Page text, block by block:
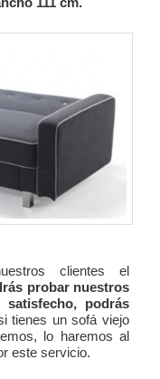
clientes el
probar nuestros
podrás
tienes un sofá viejo
lo haremos al
este servicio.